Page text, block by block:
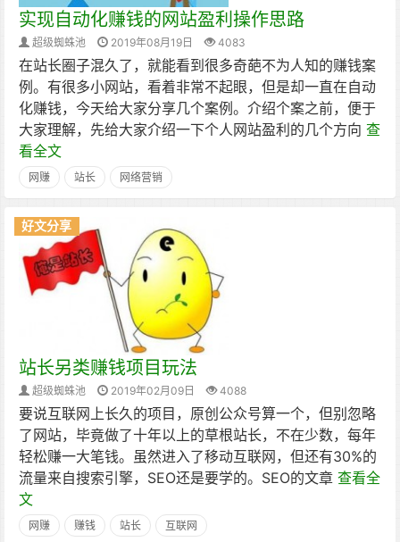
实现自动化赚钱的网站盈利操作思路
超级蜘蛛池 2019年08月19日 4083
在站长圈子混久了，就能看到很多奇葩不为人知的赚钱案
例。有很多小网站，看着非常不起眼，但是却一直在自动
化赚钱，今天给大家分享几个案例。介绍个案之前，便于
大家理解，先给大家介绍一下个人网站盈利的几个方向 查
看全文
网赚 站长 网络营销
好文分享
站长另类赚钱项目玩法
超级蜘蛛池 2019年02月09日 4088
要说互联网上长久的项目，原创公众号算一个，但别忽略
了网站，毕竟做了十年以上的草根站长，不在少数，每年
轻松赚一大笔钱。虽然进入了移动互联网，但还有30%的
流量来自搜索引擎，SEO还是要学的。SEO的文章 查看全
文
网赚 赚钱 站长 互联网